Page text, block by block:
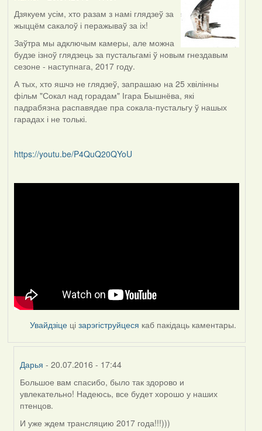
Дзякуем усім, хто разам з намі глядзеў за
жыццём сакалоў і перажываў за іх!
Заўтра мы адключым камеры, але можна
будзе ізноў глядзець за пустальгамі ў новым гнездавым
сезоне - наступнага, 2017 году.
А тых, хто яшчэ не глядзеў, запрашаю на 25 хвілінны
фільм "Сокал над горадам" Ігара Бышнёва, які
падрабязна распавядае пра сокала-пустальгу ў нашых
гарадах і не толькі.
https://youtu.be/P4QuQ20QYoU
Увайдзіце цізарэгіструйцеся каб пакідаць каментары.
Дарья - 20.07.2016 - 17:44
In
reply
to
by
Большое вам спасибо, было так здорово и
увлекательно! Надеюсь, все будет хорошо у наших
птенцов.
И уже ждем трансляцию 2017 года!!!)))